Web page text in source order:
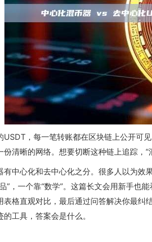
USDT，每一笔转账都在区块链上公开可
份清晰的网络。想要切断这种链上追踪，“
有中心化和去中心化之分。很多人以为效
”，一个靠“数学”。这篇长文会用新手也
表格直观对比，最后通过问答解决你最
的工具，答案会是什么。